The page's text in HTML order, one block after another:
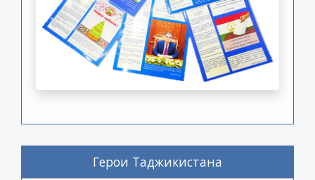
Герои Таджикистана